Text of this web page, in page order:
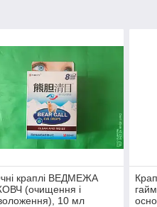
краплі ВЕДМЕЖА
(очищення і
10 мл